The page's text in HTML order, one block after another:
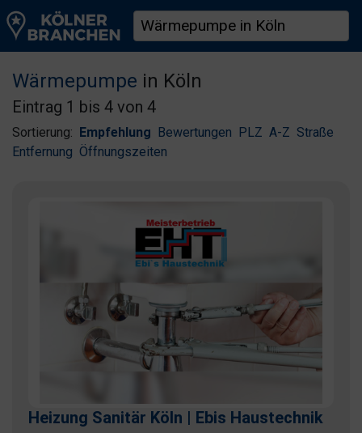
Wärmepumpe in Köln
Eintrag 1 bis 4 von 4
Sortierung: Empfehlung Bewertungen PLZ A-Z Straße
Entfernung Öffnungszeiten
Heizung Sanitär Köln | Ebis Haustechnik